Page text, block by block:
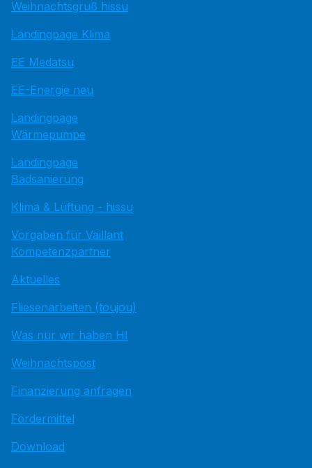
Weihnachtsgruß hissu
Landingpage Klima
EE Medatsu
EE-Energie neu
Landingpage
Wärmepumpe
Landingpage
Badsanierung
Klima & Lüftung - hissu
Vorgaben für Vaillant
Kompetenzpartner
Aktuelles
Fliesenarbeiten (toujou)
Was nur wir haben HI
Weihnachtspost
Finanzierung anfragen
Fördermittel
Download